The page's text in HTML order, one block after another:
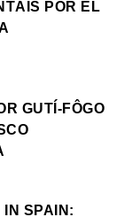
POR EL
GUTÍ-FÔGO
SPAIN: